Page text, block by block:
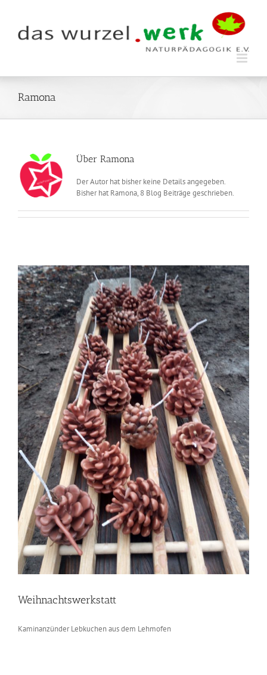
springen
Ramona
Über Ramona
Der Autor hat bisher keine Details angegeben.
Bisher hat Ramona, 8 Blog Beiträge geschrieben.
Weihnachtswerkstatt
Kaminanzünder Lebkuchen aus dem Lehmofen